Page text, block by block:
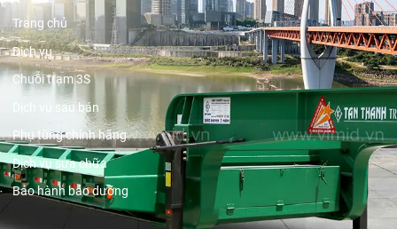
Trang chủ
Dịch vụ
Chuỗi trạm 3S
Dịch vụ sau bán
Phụ tùng chính hãng
Dịch vụ sửa chữa
Bảo hành bảo dưỡng